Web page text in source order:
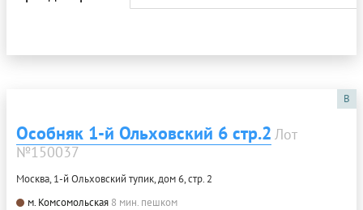
B
Особняк 1-й Ольховский 6 стр.2 Лот
№150037
Москва, 1-й Ольховский тупик, дом 6, стр. 2
м. Комсомольская 8 мин. пешком